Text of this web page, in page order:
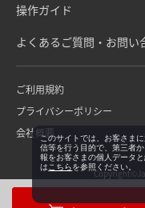
操作ガイド
よくあるご質問・お問い
ご利用規約
プライバシーポリシー
会社概要このサイトでは、お客さま
信等を行う目的で、第三者
報をお客さまの個人データ
は こちらを参照ください。